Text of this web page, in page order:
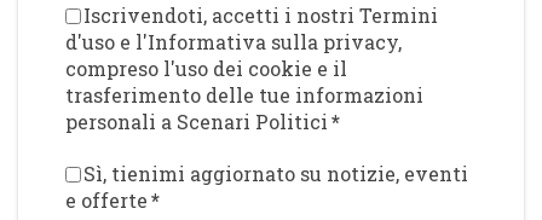
Iscrivendoti, accetti i nostri Termini
d'uso e l'Informativa sulla privacy,
compreso l'uso dei cookie e il
trasferimento delle tue informazioni
personali a Scenari Politici*
Sì, tienimi aggiornato su notizie, eventi
e offerte*